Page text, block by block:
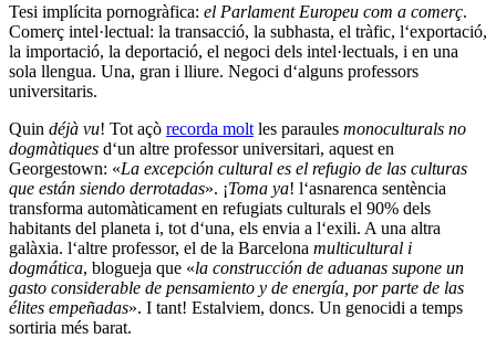
Tesi implícita pornogràfica: el Parlament Europeu com a comerç.
Comerç intel·lectual: la transacció, la subhasta, el tràfic, l‘exportació,
la importació, la deportació, el negoci dels intel·lectuals, i en una
sola llengua. Una, gran i lliure. Negoci d‘alguns professors
universitaris.
Quin déjà vu! Tot açò recorda molt les paraules monoculturals no
dogmàtiques d‘un altre professor universitari, aquest en
Georgestown: «La excepción cultural es el refugio de las culturas
que están siendo derrotadas». ¡Toma ya! l‘asnarenca sentència
transforma automàticament en refugiats culturals el 90% dels
habitants del planeta i, tot d‘una, els envia a l‘exili. A una altra
galàxia. l‘altre professor, el de la Barcelona multicultural i
dogmática, blogueja que «la construcción de aduanas supone un
gasto considerable de pensamiento y de energía, por parte de las
élites empeñadas». I tant! Estalviem, doncs. Un genocidi a temps
sortiria més barat.